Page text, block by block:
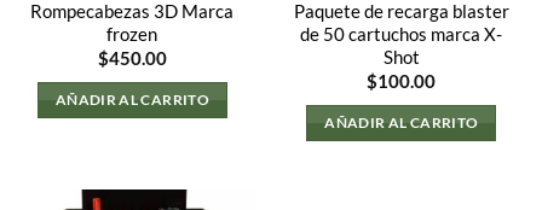
Rompecabezas 3D Marca
frozen
$450.00
AÑADIR AL CARRITO
Paquete de recarga blaster
de 50 cartuchos marca X-
Shot
$100.00
AÑADIR AL CARRITO